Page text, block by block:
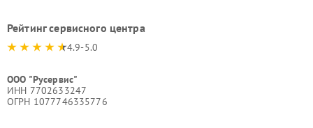
Рейтинг сервисного центра
4.9-5.0
ООО "Русервис"
ИНН 7702633247
ОГРН 1077746335776